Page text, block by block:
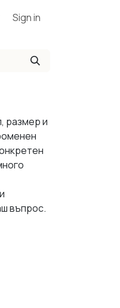
Sign in
размер и
въпрос.